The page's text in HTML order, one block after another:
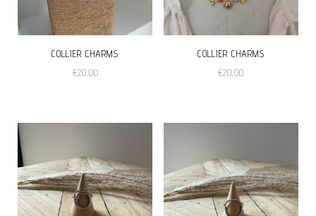
COLLIER CHARMS
€20,00
COLLIER CHARMS
€20,00